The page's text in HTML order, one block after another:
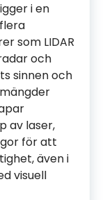
i en
som LIDAR
och
sinnen och
av laser,
för att
även i
visuell